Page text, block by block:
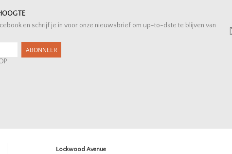
en schrijf je in voor onze nieuwsbrief om up-to-date te blijven van
ABONNEER
Lockwood Avenue